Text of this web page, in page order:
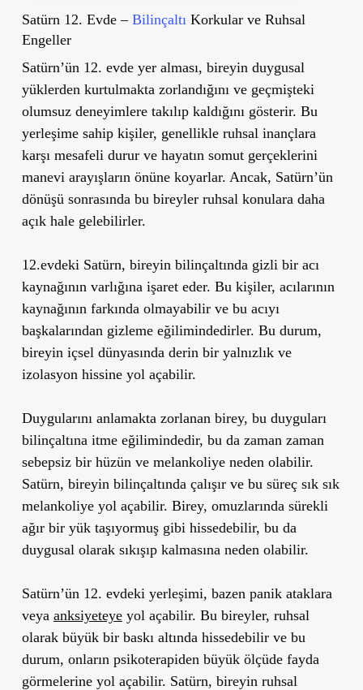
Satürn 12. Evde – Bilinçaltı Korkular ve Ruhsal
Engeller
Satürn’ün 12. evde yer alması, bireyin duygusal
yüklerden kurtulmakta zorlandığını ve geçmişteki
olumsuz deneyimlere takılıp kaldığını gösterir. Bu
yerleşime sahip kişiler, genellikle ruhsal inançlara
karşı mesafeli durur ve hayatın somut gerçeklerini
manevi arayışların önüne koyarlar. Ancak, Satürn’ün
dönüşü sonrasında bu bireyler ruhsal konulara daha
açık hale gelebilirler.
12.evdeki Satürn, bireyin bilinçaltında gizli bir acı
kaynağının varlığına işaret eder. Bu kişiler, acılarının
kaynağının farkında olmayabilir ve bu acıyı
başkalarından gizleme eğilimindedirler. Bu durum,
bireyin içsel dünyasında derin bir yalnızlık ve
izolasyon hissine yol açabilir.
Duygularını anlamakta zorlanan birey, bu duyguları
bilinçaltına itme eğilimindedir, bu da zaman zaman
sebepsiz bir hüzün ve melankoliye neden olabilir.
Satürn, bireyin bilinçaltında çalışır ve bu süreç sık sık
melankoliye yol açabilir. Birey, omuzlarında sürekli
ağır bir yük taşıyormuş gibi hissedebilir, bu da
duygusal olarak sıkışıp kalmasına neden olabilir.
Satürn’ün 12. evdeki yerleşimi, bazen panik ataklara
veya anksiyeteyeyol açabilir. Bu bireyler, ruhsal
olarak büyük bir baskı altında hissedebilir ve bu
durum, onların psikoterapiden büyük ölçüde fayda
görmelerine yol açabilir. Satürn, bireyin ruhsal